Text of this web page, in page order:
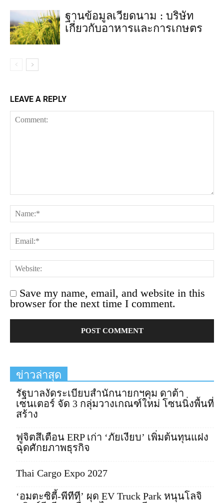
ฐานข้อมูลเวียดนาม : บริษัท
เกี่ยวกับอาหารและการเกษตร
LEAVE A REPLY
Save my name, email, and website in this
browser for the next time I comment.
ข่าวล่าสุด
รัฐบาลงัดระเบียบสำนักนายกฯคุม ดาต้า
เซนเตอร์ จัด 3 กลุ่มวางเกณฑ์ใหม่ โซนนิ่งพื้นที่
สร้าง
ฟูจิตสึเตือน ERP เก่า ‘ภัยเงียบ’ เพิ่มต้นทุนแฝง
ฉุดศักยภาพธุรกิจ
Thai Cargo Expo 2027
‘อมตะซิตี้-พีทีที’ ผุด EV Truck Park หนุนโลจิ